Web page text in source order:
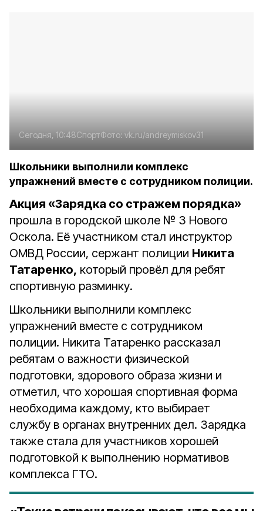
Сегодня, 10:48СпортФото: vk.ru/andreymiskov31
Школьники выполнили комплекс
упражнений вместе с сотрудником полиции.
Акция «Зарядка со стражем порядка»
прошла в городской школе № 3 Нового
Оскола. Её участником стал инструктор
ОМВД России, сержант полиции Никита
Татаренко, который провёл для ребят
спортивную разминку.
Школьники выполнили комплекс
упражнений вместе с сотрудником
полиции. Никита Татаренко рассказал
ребятам о важности физической
подготовки, здорового образа жизни и
отметил, что хорошая спортивная форма
необходима каждому, кто выбирает
службу в органах внутренних дел. Зарядка
также стала для участников хорошей
подготовкой к выполнению нормативов
комплекса ГТО.